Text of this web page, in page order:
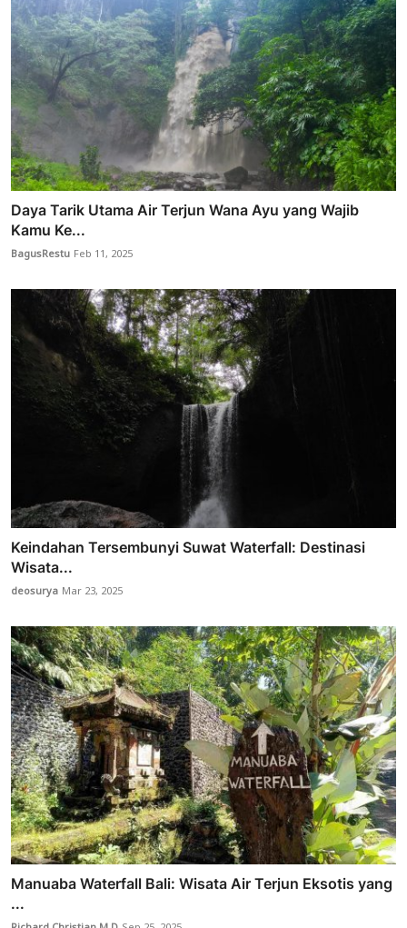
Daya Tarik Utama Air Terjun Wana Ayu yang Wajib
Kamu Ke...
BagusRestu Feb 11, 2025
Keindahan Tersembunyi Suwat Waterfall: Destinasi
Wisata...
deosurya Mar 23, 2025
Manuaba Waterfall Bali: Wisata Air Terjun Eksotis yang
...